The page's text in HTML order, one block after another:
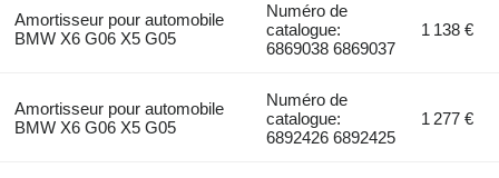
Amortisseur pour automobile
BMW X6 G06 X5 G05
Numéro de
catalogue:
6869038 6869037
1 138 €
Amortisseur pour automobile
BMW X6 G06 X5 G05
Numéro de
catalogue:
6892426 6892425
1 277 €